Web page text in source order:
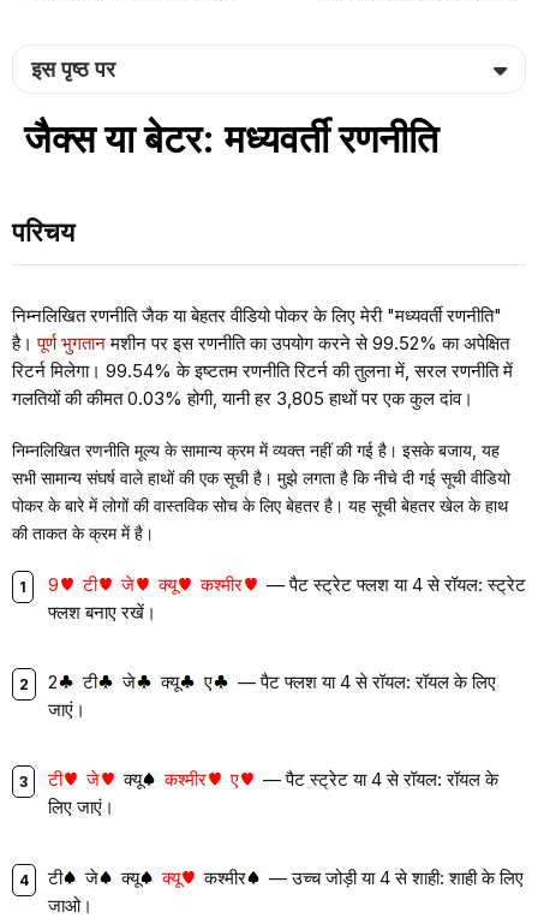
इस पृष्ठ पर
जैक्स या बेटर: मध्यवर्ती रणनीति
परिचय
निम्नलिखित रणनीति जैक या बेहतर वीडियो पोकर के लिए मेरी "मध्यवर्ती रणनीति"
है।पूर्ण भुगतानमशीन पर इस रणनीति का उपयोग करने से 99.52% का अपेक्षित
रिटर्न मिलेगा। 99.54% के इष्टतम रणनीति रिटर्न की तुलना में, सरल रणनीति में
गलतियों की कीमत 0.03% होगी, यानी हर 3,805 हाथों पर एक कुल दांव।
निम्नलिखित रणनीति मूल्य के सामान्य क्रम में व्यक्त नहीं की गई है। इसके बजाय, यह
सभी सामान्य संघर्ष वाले हाथों की एक सूची है। मुझे लगता है कि नीचे दी गई सूची वीडियो
पोकर के बारे में लोगों की वास्तविक सोच के लिए बेहतर है। यह सूची बेहतर खेल के हाथ
की ताकत के क्रम में है।
9 टी जे क्यू कश्मीर
— पैट स्ट्रेट फ्लश या 4 से रॉयल: स्ट्रेट
फ्लश बनाए रखें।
2 टी जे क्यू ए
— पैट फ्लश या 4 से रॉयल: रॉयल के लिए
जाएं।
टी जे क्यू कश्मीर ए
— पैट स्ट्रेट या 4 से रॉयल: रॉयल के
लिए जाएं।
टी जे क्यू क्यू कश्मीर
— उच्च जोड़ी या 4 से शाही: शाही के लिए
जाओ।